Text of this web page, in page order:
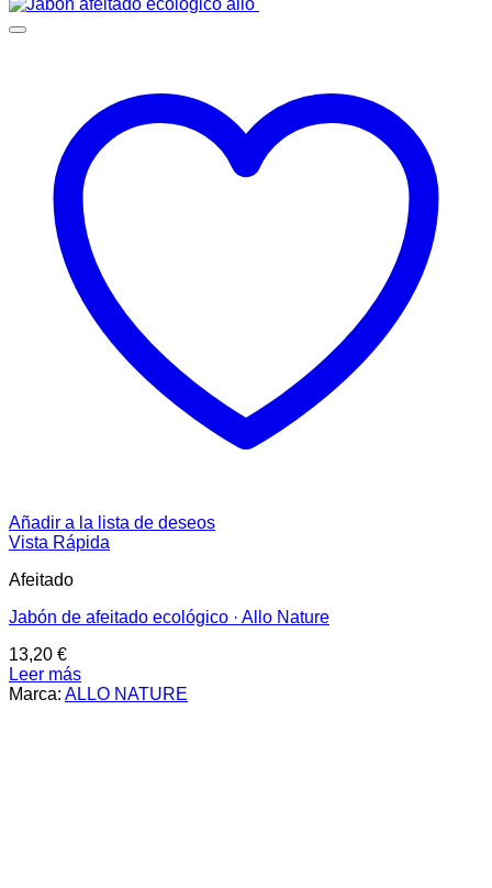
Añadir a la lista de deseos
Vista Rápida
Afeitado
Jabón de afeitado ecológico · Allo Nature
13,20 €
Leer más
Marca: ALLO NATURE